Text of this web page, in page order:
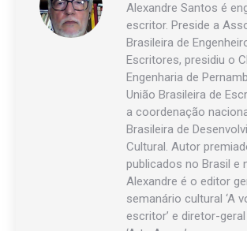
Alexandre Santos é
escritor. Preside a
Brasileira de
Escritores, presidiu o
Engenharia de
União Brasileira de
a coordenação
Brasileira de
Cultural. Autor
publicados no Brasil e
Alexandre é o editor
semanário cultural ‘A
escritor’ e diretor-